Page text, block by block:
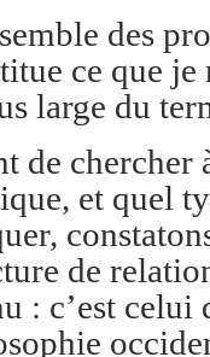
des
ce que
large du
de chercher
et quel
de
: c’est celui